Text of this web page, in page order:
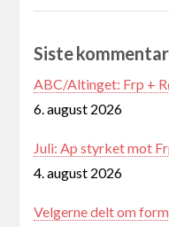
Siste
ABC/Altinget: Frp +
6. august 2026
Juli: Ap styrket mot
4. august 2026
Velgerne delt om